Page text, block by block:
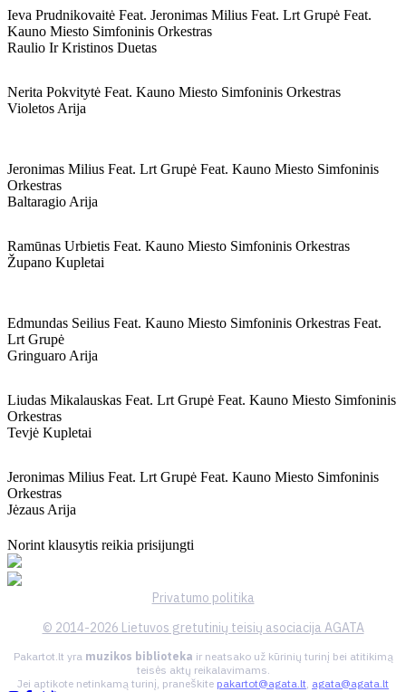
Ieva Prudnikovaitė Feat. Jeronimas Milius Feat. Lrt Grupė Feat.
Kauno Miesto Simfoninis Orkestras
Raulio Ir Kristinos Duetas
Nerita Pokvitytė Feat. Kauno Miesto Simfoninis Orkestras
Violetos Arija
Jeronimas Milius Feat. Lrt Grupė Feat. Kauno Miesto Simfoninis
Orkestras
Baltaragio Arija
Ramūnas Urbietis Feat. Kauno Miesto Simfoninis Orkestras
Župano Kupletai
Edmundas Seilius Feat. Kauno Miesto Simfoninis Orkestras Feat.
Lrt Grupė
Gringuaro Arija
Liudas Mikalauskas Feat. Lrt Grupė Feat. Kauno Miesto Simfoninis
Orkestras
Tevjė Kupletai
Jeronimas Milius Feat. Lrt Grupė Feat. Kauno Miesto Simfoninis
Orkestras
Jėzaus Arija
Norint klausytis reikia prisijungti
Privatumo politika
© 2014-2026 Lietuvos gretutinių teisių asociacija AGATA
Pakartot.lt yra muzikos biblioteka ir neatsako už kūrinių turinį bei atitikimą
teisės aktų reikalavimams.
Jei aptikote netinkamą turinį, praneškite pakartot@agata.lt, agata@agata.lt